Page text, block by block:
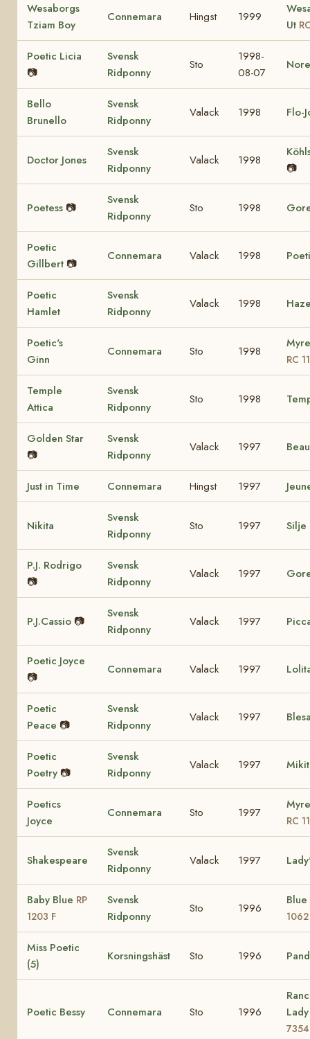
Wesaborgs
Tziam Boy
Connemara Hingst 1999
Ut
Poetic Licia
📷
Svensk
Ridponny
Sto
1998-
08-07
Bello
Brunello
Svensk
Ridponny
Valack 1998 Flo-
Doctor Jones
Svensk
Ridponny
Valack 1998
📷
Poetess 📷
Svensk
Ridponny
Sto 1998
Poetic
Gillbert 📷
Connemara Valack 1998
Poetic
Hamlet
Svensk
Ridponny
Valack 1998
Poetic's
Ginn
Connemara Sto 1998
RC
Temple
Attica
Svensk
Ridponny
Sto 1998
Golden Star
📷
Svensk
Ridponny
Valack 1997
Just in Time Connemara Hingst 1997
Nikita
Svensk
Ridponny
Sto 1997 Silje
P.J. Rodrigo
📷
Svensk
Ridponny
Valack 1997
P.J.Cassio 📷
Svensk
Ridponny
Valack 1997
Poetic Joyce
📷
Connemara Valack 1997
Poetic
Peace 📷
Svensk
Ridponny
Valack 1997
Poetic
Poetry 📷
Svensk
Ridponny
Valack 1997
Poetics
Joyce
Connemara Sto 1997
RC
Shakespeare
Svensk
Ridponny
Valack 1997
Baby Blue RP
1203 F
Svensk
Ridponny
Sto 1996
1062
Miss Poetic
(5)
Korsningshäst Sto 1996
Poetic Bessy Connemara Sto 1996
7354